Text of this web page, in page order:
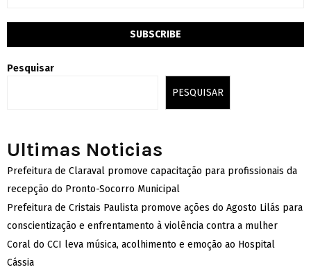
Pesquisar
PESQUISAR
Ultimas Noticias
Prefeitura de Claraval promove capacitação para profissionais da
recepção do Pronto-Socorro Municipal
Prefeitura de Cristais Paulista promove ações do Agosto Lilás para
conscientização e enfrentamento à violência contra a mulher
Coral do CCI leva música, acolhimento e emoção ao Hospital
Cássia